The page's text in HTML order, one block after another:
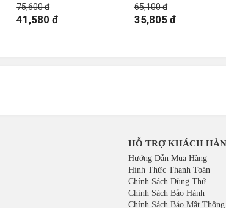
75,600 đ
41,580 đ
65,100 đ
35,805 đ
HỖ TRỢ KHÁCH
Hướng Dẫn Mua Hàng
Hình Thức Thanh Toán
Chính Sách Dùng Thử
Chính Sách Bảo Hành
Chính Sách Bảo Mật